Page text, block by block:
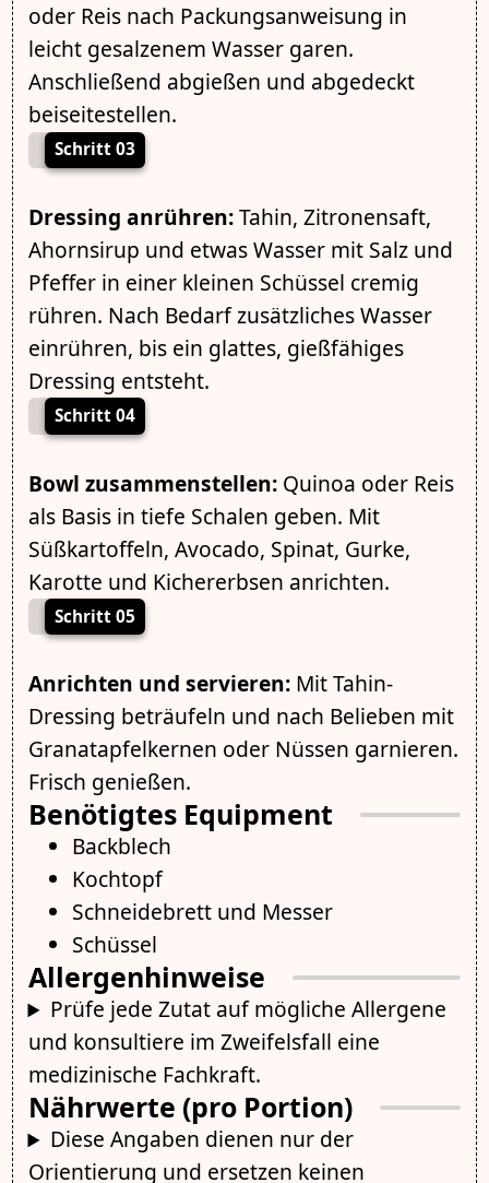
oder Reis nach Packungsanweisung in
leicht gesalzenem Wasser garen.
Anschließend abgießen und abgedeckt
beiseitestellen.
Schritt 03
Dressing anrühren:Tahin, Zitronensaft,
Ahornsirup und etwas Wasser mit Salz und
Pfeffer in einer kleinen Schüssel cremig
rühren. Nach Bedarf zusätzliches Wasser
einrühren, bis ein glattes, gießfähiges
Dressing entsteht.
Schritt 04
Bowl zusammenstellen:Quinoa oder Reis
als Basis in tiefe Schalen geben. Mit
Süßkartoffeln, Avocado, Spinat, Gurke,
Karotte und Kichererbsen anrichten.
Schritt 05
Anrichten und servieren:Mit Tahin-
Dressing beträufeln und nach Belieben mit
Granatapfelkernen oder Nüssen garnieren.
Frisch genießen.
Benötigtes Equipment
Backblech
Kochtopf
Schneidebrett und Messer
Schüssel
Allergenhinweise
Prüfe jede Zutat auf mögliche Allergene
und konsultiere im Zweifelsfall eine
medizinische Fachkraft.
Nährwerte (pro Portion)
Diese Angaben dienen nur der
Orientierung und ersetzen keinen